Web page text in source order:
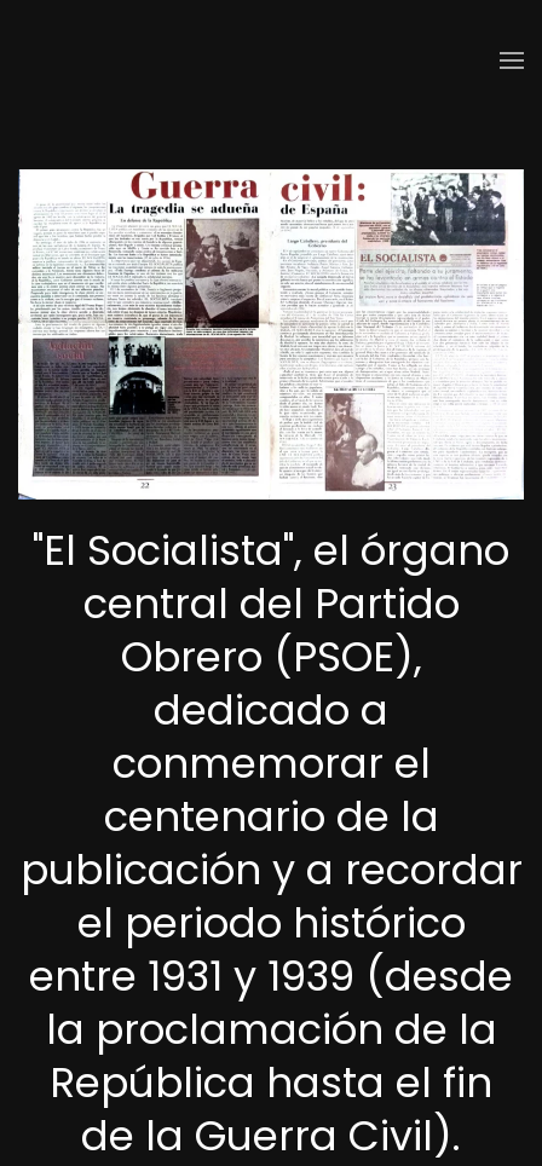
"El Socialista", el órgano
central del Partido
Obrero (PSOE),
dedicado a
conmemorar el
centenario de la
publicación y a recordar
el periodo histórico
entre 1931 y 1939 (desde
la proclamación de la
República hasta el fin
de la Guerra Civil).